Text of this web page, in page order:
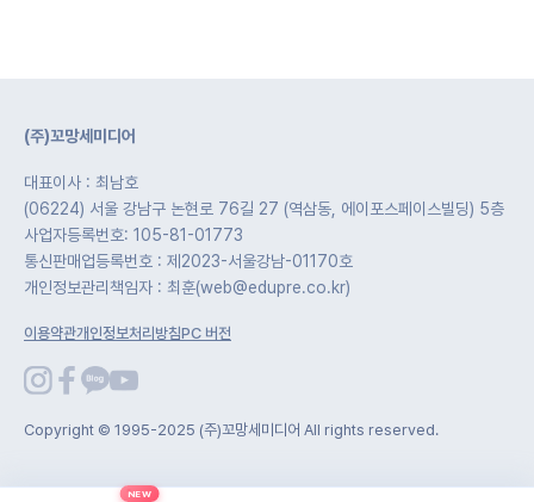
(주)꼬망세미디어
대표이사 : 최남호
(06224) 서울 강남구 논현로 76길 27 (역삼동, 에이포스페이스빌딩) 5층
사업자등록번호: 105-81-01773
통신판매업등록번호 : 제2023-서울강남-01170호
개인정보관리책임자 : 최훈(web@edupre.co.kr)
이용약관개인정보처리방침PC 버전
Copyright © 1995-2025 (주)꼬망세미디어 All rights reserved.
NEW